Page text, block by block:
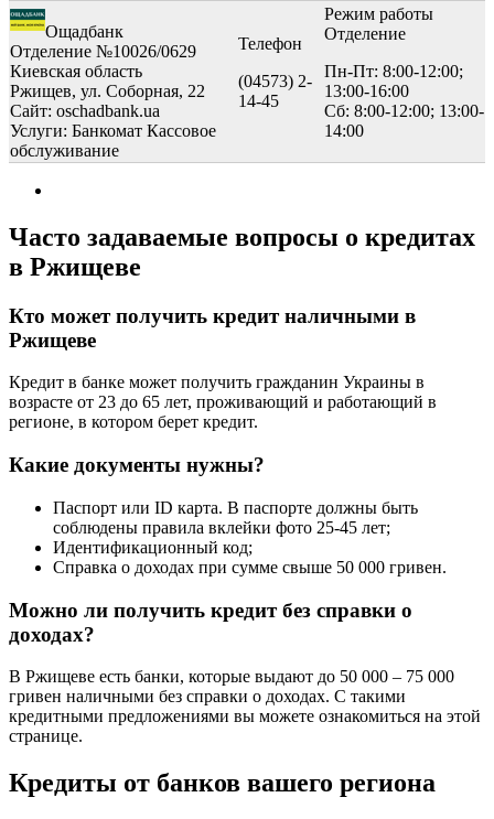
Ощадбанк
Отделение №10026/0629
Киевская область
Ржищев, ул. Соборная, 22
Сайт: oschadbank.ua
Услуги: Банкомат Кассовое
обслуживание
Телефон
(04573) 2-
14-45
Режим работы
Отделение
Пн-Пт: 8:00-12:00;
13:00-16:00
Сб: 8:00-12:00; 13:00-
14:00
Часто задаваемые вопросы о кредитах
в Ржищеве
Кто может получить кредит наличными в
Ржищеве
Кредит в банке может получить гражданин Украины в
возрасте от 23 до 65 лет, проживающий и работающий в
регионе, в котором берет кредит.
Какие документы нужны?
Паспорт или ID карта. В паспорте должны быть
соблюдены правила вклейки фото 25-45 лет;
Идентификационный код;
Справка о доходах при сумме свыше 50 000 гривен.
Можно ли получить кредит без справки о
доходах?
В Ржищеве есть банки, которые выдают до 50 000 – 75 000
гривен наличными без справки о доходах. С такими
кредитными предложениями вы можете ознакомиться на этой
странице.
Кредиты от банков вашего региона